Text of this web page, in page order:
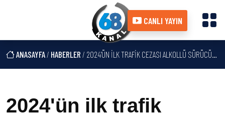
CANLI YAYIN
ANASAYFA/ HABERLER / 2024'ÜN ILK TRAFIK CEZASI ALKOLLÜ SÜRÜCÜYE KESILDI
2024'ün ilk trafik